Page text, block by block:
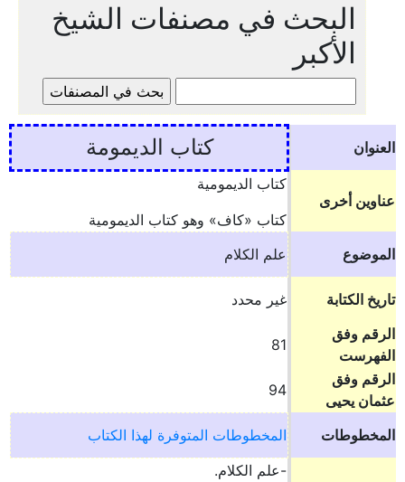
البحث في مصنفات الشيخ
الأكبر
العنوان كتاب الديمومة
عناوين أخرى
كتاب الديمومية
كتاب «كاف» وهو كتاب الديمومية
الموضوع
علم الكلام
تاريخ الكتابة
غير محدد
الرقم وفق
الفهرست
81
الرقم وفق
عثمان يحيى
94
المخطوطات المخطوطات المتوفرة لهذا الكتاب
-علم الكلام.